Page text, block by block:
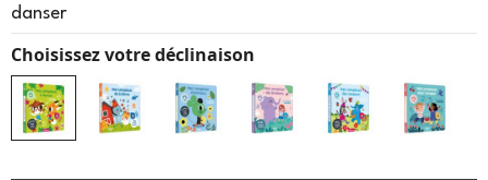
danser
Choisissez votre déclinaison